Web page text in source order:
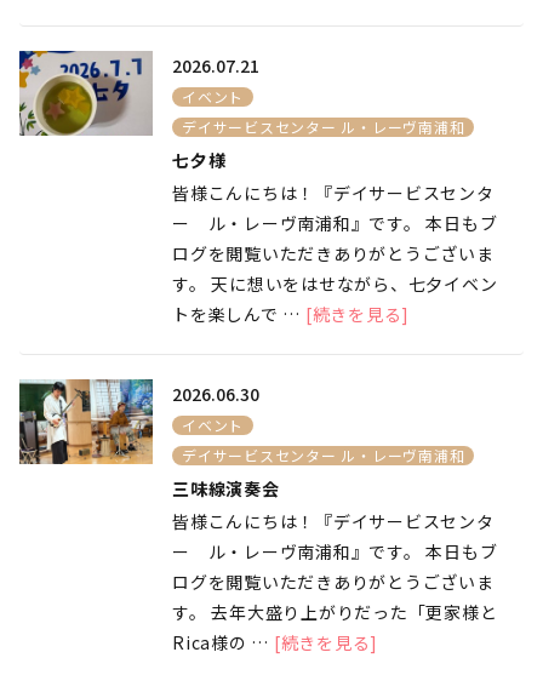
2026.07.21
イベント
デイサービスセンター ル・レーヴ南浦和
七夕様
皆様こんにちは！『デイサービスセンタ
ー ル・レーヴ南浦和』です。 本日もブ
ログを閲覧いただきありがとうございま
す。 天に想いをはせながら、七夕イベン
トを楽しんで … [続きを見る]
2026.06.30
イベント
デイサービスセンター ル・レーヴ南浦和
三味線演奏会
皆様こんにちは！『デイサービスセンタ
ー ル・レーヴ南浦和』です。 本日もブ
ログを閲覧いただきありがとうございま
す。 去年大盛り上がりだった「更家様と
Rica様の … [続きを見る]